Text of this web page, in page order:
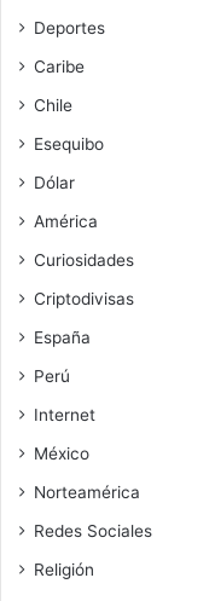
Deportes
Caribe
Chile
Esequibo
Dólar
América
Curiosidades
Criptodivisas
España
Perú
Internet
México
Norteamérica
Redes Sociales
Religión